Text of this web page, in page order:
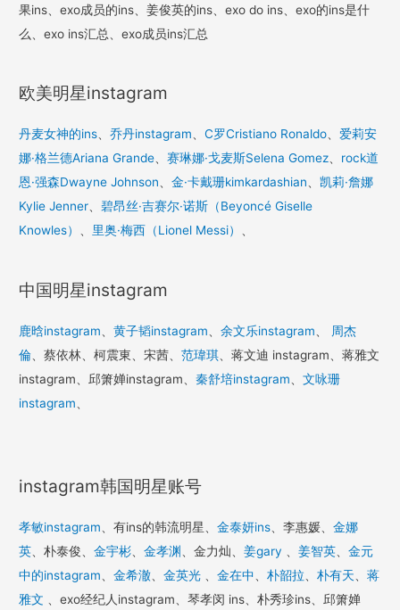
果ins、exo成员的ins、姜俊英的ins、exo do ins、exo的ins是什
么、exo ins汇总、exo成员ins汇总
欧美明星instagram
丹麦女神的ins、乔丹instagram、C罗Cristiano Ronaldo、爱莉安
娜·格兰德Ariana Grande、赛琳娜·戈麦斯Selena Gomez、 rock道
恩·强森Dwayne Johnson、金·卡戴珊kimkardashian、凯莉·詹娜
Kylie Jenner、碧昂丝·吉赛尔·诺斯（Beyoncé Giselle
Knowles） 、 里奥·梅西（Lionel Messi） 、
中国明星instagram
鹿晗instagram 、黄子韬instagram 、余文乐instagram
周杰
倫 、蔡依林、柯震東、宋茜、范瑋琪 、蒋文迪 instagram、蒋雅文
instagram、邱箫婵instagram、秦舒培instagram 、文咏珊
instagram
instagram韩国明星账号
孝敏instagram 、有ins的韩流明星、金泰妍ins 、李惠媛、金娜
英 、朴泰俊、金宇彬 、金孝渊 、金力灿、姜gary 、姜智英 、金元
中的instagram 、金希澈 、金英光 、金在中 、朴韶拉 、朴有天 、蒋
雅文 、exo经纪人instagram、琴孝闵 ins、朴秀珍ins、邱箫婵